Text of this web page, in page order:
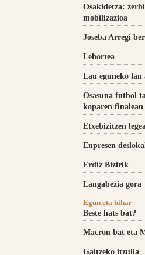
Osakidetza:
mobilizazioa
Joseba Arregi
Lehortea
Lau eguneko lan
Osasuna futbol
koparen finalean
Etxebizitzen
Enpresen
Erdiz Bizirik
Langabezia gora
Egun eta bihar
Beste hats bat?
Macron bat eta
Gaitzeko itzulia